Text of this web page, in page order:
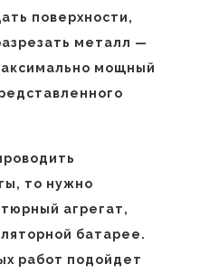
поверхности,
металл —
мощный
то нужно
агрегат,
батарее.
работ подойдет